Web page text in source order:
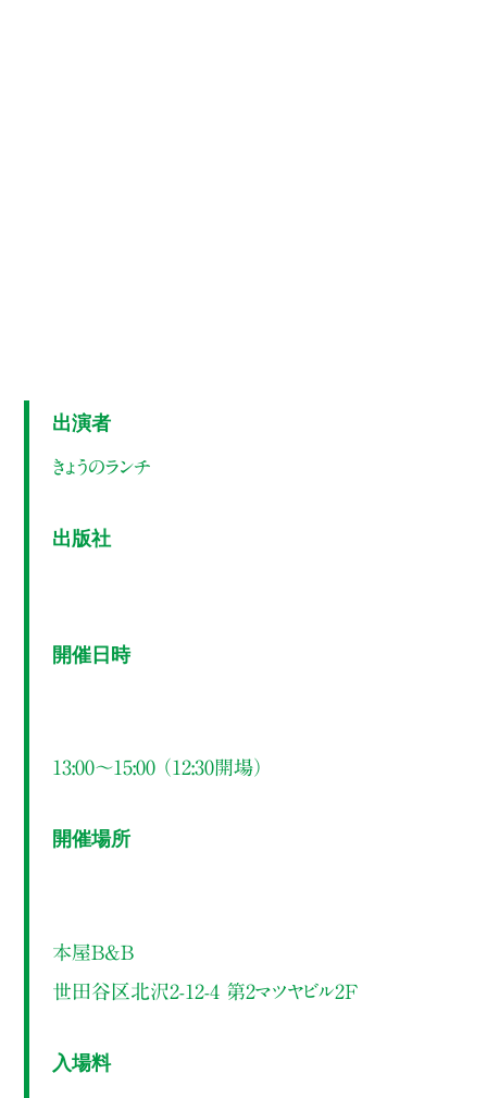
出演者
きょうのランチ
出版社
開催日時
13:00～15:00 （12:30開場）
開催場所
本屋B&B
世田谷区北沢2-12-4 第2マツヤビル2F
入場料